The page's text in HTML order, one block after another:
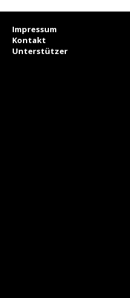
Impressum
Kontakt
Unterstützer